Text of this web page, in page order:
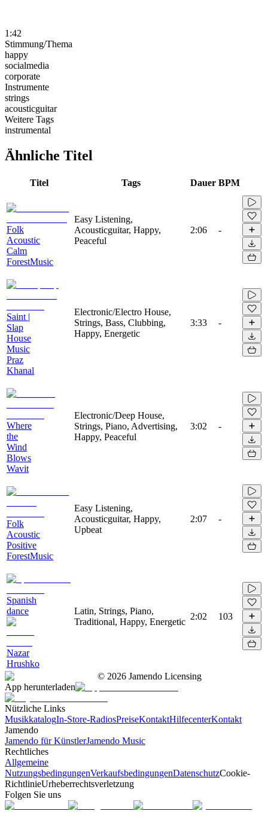
1:42
Stimmung/Thema
happy
socialmedia
corporate
Instrumente
strings
acousticguitar
Weitere Tags
instrumental
Ähnliche Titel
Titel Tags Dauer BPM
Folk
Acoustic
Calm
ForestMusic
Easy Listening,
Acousticguitar, Happy,
Peaceful
2:06 -
Saint |
Slap
House
Music
Praz
Khanal
Electronic/Electro House,
Strings, Bass, Clubbing,
Happy, Energetic
3:33 -
Where
the
Wind
Blows
Wavit
Electronic/Deep House,
Strings, Piano, Advertising,
Happy, Peaceful
3:02 -
Folk
Acoustic
Positive
ForestMusic
Easy Listening,
Acousticguitar, Happy,
Upbeat
2:07 -
Spanish
dance
Nazar
Hrushko
Latin, Strings, Piano,
Traditional, Happy, Energetic
2:02 103
© 2026 Jamendo Licensing
App herunterladen
Nützliche Links
MusikkatalogIn-Store-RadiosPreiseKontaktHilfecenterKontakt
Jamendo
Jamendo für KünstlerJamendo Music
Rechtliches
Allgemeine
NutzungsbedingungenVerkaufsbedingungenDatenschutzCookie-
RichtlinieUrheberrechtsverletzung
Folgen Sie uns